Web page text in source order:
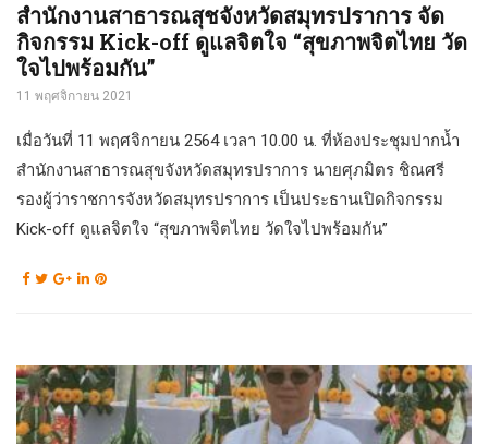
สำนักงานสาธารณสุชจังหวัดสมุทรปราการ จัด
กิจกรรม Kick-off ดูแลจิตใจ “สุขภาพจิตไทย วัด
ใจไปพร้อมกัน”
11 พฤศจิกายน 2021
เมื่อวันที่ 11 พฤศจิกายน 2564 เวลา 10.00 น. ที่ห้องประชุมปากน้ำ
สำนักงานสาธารณสุขจังหวัดสมุทรปราการ นายศุภมิตร ชิณศรี
รองผู้ว่าราชการจังหวัดสมุทรปราการ เป็นประธานเปิดกิจกรรม
Kick-off ดูแลจิตใจ “สุขภาพจิตไทย วัดใจไปพร้อมกัน”